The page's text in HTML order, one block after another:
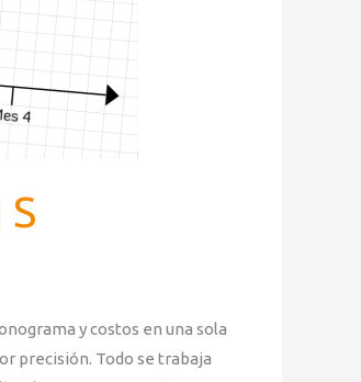
y costos en una sola
precisión. Todo se trabaja